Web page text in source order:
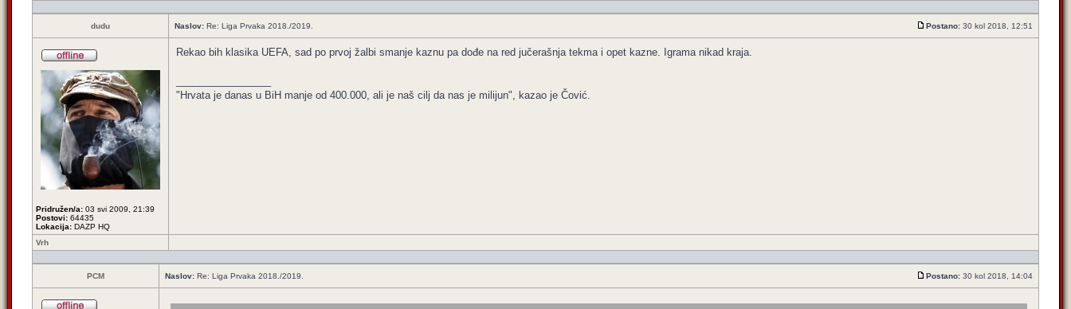
dudu Naslov: Re: Liga Prvaka 2018./2019. Postano: 30 kol 2018, 12:51
Pridružen/a: 03 svi 2009, 21:39
Postovi: 64435
Lokacija: DAZP HQ
Rekao bih klasika UEFA, sad po prvoj žalbi smanje kaznu pa dođe na red jučerašnja tekma i opet kazne. Igrama nikad kraja.
"Hrvata je danas u BiH manje od 400.000, ali je naš cilj da nas je milijun", kazao je Čović.
Vrh
PCM Naslov: Re: Liga Prvaka 2018./2019. Postano: 30 kol 2018, 14:04